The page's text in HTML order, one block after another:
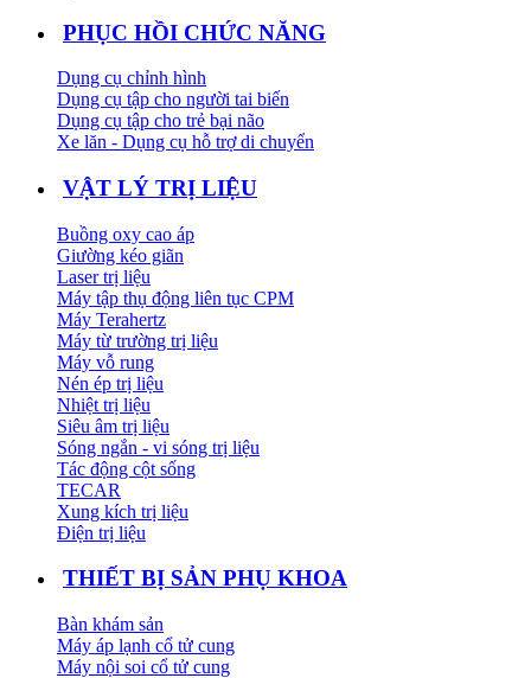
PHỤC HỒI CHỨC NĂNG
Dụng cụ chỉnh hình
Dụng cụ tập cho người tai biến
Dụng cụ tập cho trẻ bại não
Xe lăn - Dụng cụ hỗ trợ di chuyển
VẬT LÝ TRỊ LIỆU
Buồng oxy cao áp
Giường kéo giãn
Laser trị liệu
Máy tập thụ động liên tục CPM
Máy Terahertz
Máy từ trường trị liệu
Máy vỗ rung
Nén ép trị liệu
Nhiệt trị liệu
Siêu âm trị liệu
Sóng ngắn - vi sóng trị liệu
Tác động cột sống
TECAR
Xung kích trị liệu
Điện trị liệu
THIẾT BỊ SẢN PHỤ KHOA
Bàn khám sản
Máy áp lạnh cổ tử cung
Máy nội soi cổ tử cung